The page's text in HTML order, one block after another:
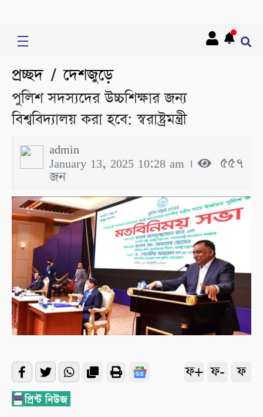
প্রচ্ছদ/দেশজুড়ে
পুলিশ সদস্যদের উচ্চশিক্ষার জন্য
বিশ্ববিদ্যালয় করা হবে: স্বরাষ্ট্রমন্ত্রী
admin
January 13, 2025 10:28 am । ৫৫৭
জন
ফ+ ফ- ফ